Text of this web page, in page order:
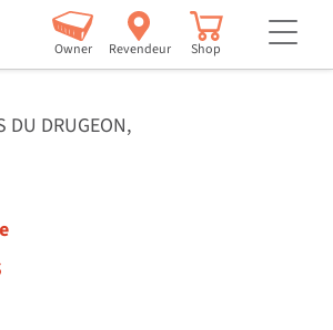
Owner Revendeur Shop
PISCINES ET
DU DRUGEON,